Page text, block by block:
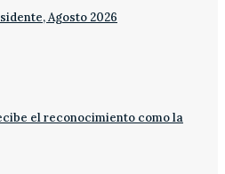
Agosto 2026
el reconocimiento como la